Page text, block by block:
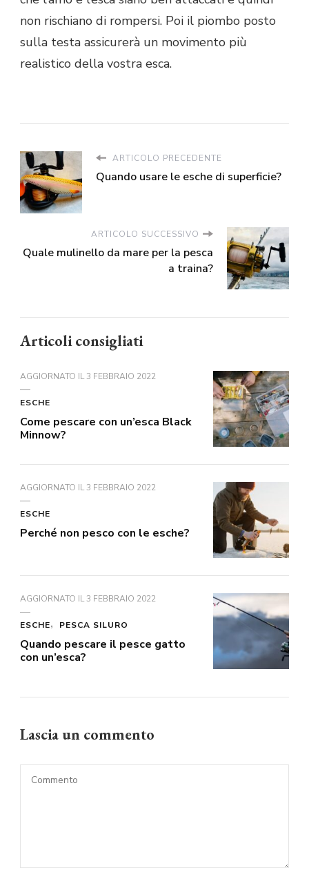
non rischiano di rompersi. Poi il piombo posto
sulla testa assicurerà un movimento più
realistico della vostra esca.
ARTICOLO PRECEDENTE
Quando usare le esche di superficie?
ARTICOLO SUCCESSIVO
Quale mulinello da mare per la pesca
a traina?
Articoli consigliati
AGGIORNATO IL3 FEBBRAIO 2022
ESCHE
Come pescare con un’esca Black
Minnow?
AGGIORNATO IL3 FEBBRAIO 2022
ESCHE
Perché non pesco con le esche?
AGGIORNATO IL3 FEBBRAIO 2022
ESCHE PESCA SILURO
Quando pescare il pesce gatto
con un’esca?
Lascia un commento